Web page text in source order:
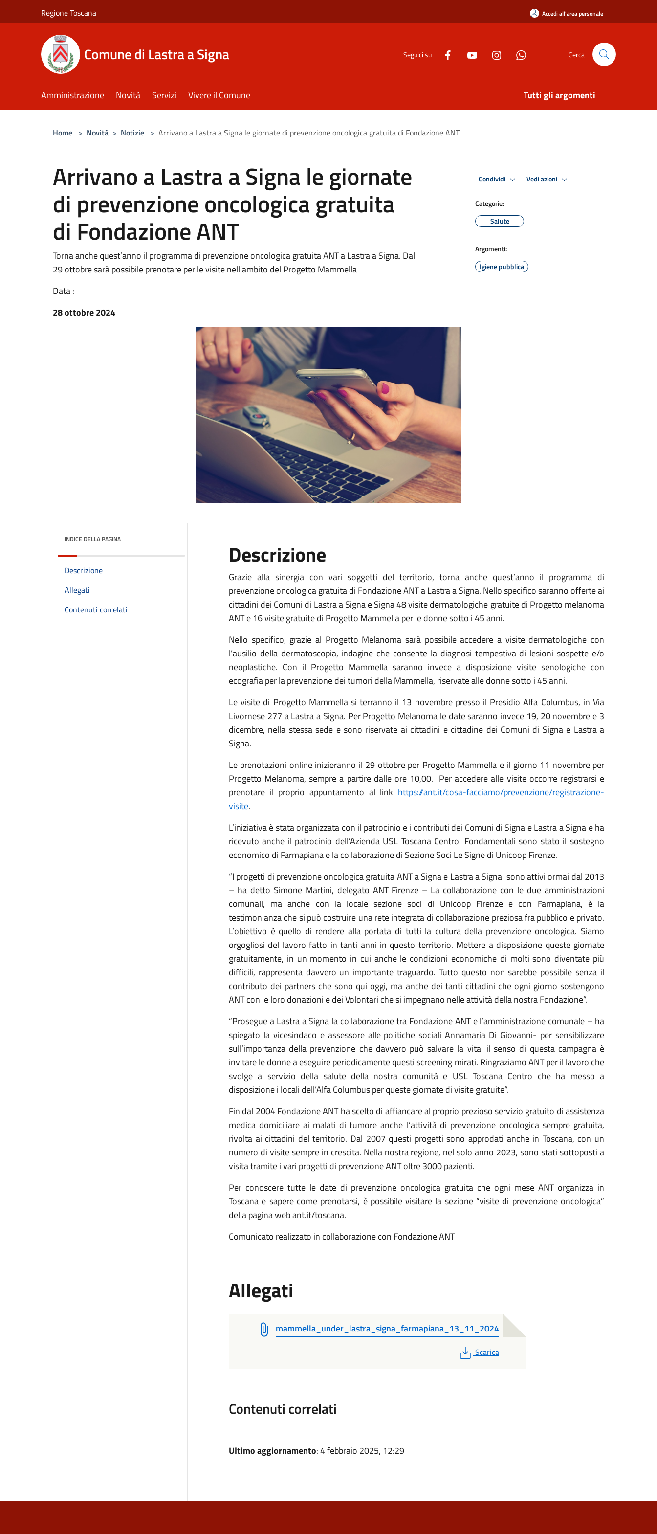
Regione Toscana Accedi all'area personale
Comune di Lastra a Signa Seguici su Cerca
Amministrazione Novità Servizi Vivere il Comune Tutti gli argomenti
Home > Novità > Notizie > Arrivano a Lastra a Signa le giornate di prevenzione oncologica gratuita di Fondazione ANT
Arrivano a Lastra a Signa le giornate
di prevenzione oncologica gratuita
di Fondazione ANT
Torna anche quest’anno il programma di prevenzione oncologica gratuita ANT a Lastra a Signa. Dal
29 ottobre sarà possibile prenotare per le visite nell’ambito del Progetto Mammella
Data :
28 ottobre 2024
Condividi Vedi azioni
Categorie:
Salute
Argomenti:
Igiene pubblica
INDICE DELLA PAGINA
Descrizione
Allegati
Contenuti correlati
Descrizione
Grazie alla sinergia con vari soggetti del territorio, torna anche quest’anno il programma di
prevenzione oncologica gratuita di Fondazione ANT a Lastra a Signa. Nello specifico saranno offerte ai
cittadini dei Comuni di Lastra a Signa e Signa 48 visite dermatologiche gratuite di Progetto melanoma
ANT e 16 visite gratuite di Progetto Mammella per le donne sotto i 45 anni.
Nello specifico, grazie al Progetto Melanoma sarà possibile accedere a visite dermatologiche con
l’ausilio della dermatoscopia, indagine che consente la diagnosi tempestiva di lesioni sospette e/o
neoplastiche. Con il Progetto Mammella saranno invece a disposizione visite senologiche con
ecografia per la prevenzione dei tumori della Mammella, riservate alle donne sotto i 45 anni.
Le visite di Progetto Mammella si terranno il 13 novembre presso il Presidio Alfa Columbus, in Via
Livornese 277 a Lastra a Signa. Per Progetto Melanoma le date saranno invece 19, 20 novembre e 3
dicembre, nella stessa sede e sono riservate ai cittadini e cittadine dei Comuni di Signa e Lastra a
Signa.
Le prenotazioni online inizieranno il 29 ottobre per Progetto Mammella e il giorno 11 novembre per
Progetto Melanoma, sempre a partire dalle ore 10,00. Per accedere alle visite occorre registrarsi e
prenotare il proprio appuntamento al link https://ant.it/cosa-facciamo/prevenzione/registrazione-
visite.
L’iniziativa è stata organizzata con il patrocinio e i contributi dei Comuni di Signa e Lastra a Signa e ha
ricevuto anche il patrocinio dell’Azienda USL Toscana Centro. Fondamentali sono stato il sostegno
economico di Farmapiana e la collaborazione di Sezione Soci Le Signe di Unicoop Firenze.
“I progetti di prevenzione oncologica gratuita ANT a Signa e Lastra a Signa sono attivi ormai dal 2013
– ha detto Simone Martini, delegato ANT Firenze – La collaborazione con le due amministrazioni
comunali, ma anche con la locale sezione soci di Unicoop Firenze e con Farmapiana, è la
testimonianza che si può costruire una rete integrata di collaborazione preziosa fra pubblico e privato.
L’obiettivo è quello di rendere alla portata di tutti la cultura della prevenzione oncologica. Siamo
orgogliosi del lavoro fatto in tanti anni in questo territorio. Mettere a disposizione queste giornate
gratuitamente, in un momento in cui anche le condizioni economiche di molti sono diventate più
difficili, rappresenta davvero un importante traguardo. Tutto questo non sarebbe possibile senza il
contributo dei partners che sono qui oggi, ma anche dei tanti cittadini che ogni giorno sostengono
ANT con le loro donazioni e dei Volontari che si impegnano nelle attività della nostra Fondazione”.
“Prosegue a Lastra a Signa la collaborazione tra Fondazione ANT e l’amministrazione comunale – ha
spiegato la vicesindaco e assessore alle politiche sociali Annamaria Di Giovanni- per sensibilizzare
sull’importanza della prevenzione che davvero può salvare la vita: il senso di questa campagna è
invitare le donne a eseguire periodicamente questi screening mirati. Ringraziamo ANT per il lavoro che
svolge a servizio della salute della nostra comunità e USL Toscana Centro che ha messo a
disposizione i locali dell’Alfa Columbus per queste giornate di visite gratuite”.
Fin dal 2004 Fondazione ANT ha scelto di affiancare al proprio prezioso servizio gratuito di assistenza
medica domiciliare ai malati di tumore anche l’attività di prevenzione oncologica sempre gratuita,
rivolta ai cittadini del territorio. Dal 2007 questi progetti sono approdati anche in Toscana, con un
numero di visite sempre in crescita. Nella nostra regione, nel solo anno 2023, sono stati sottoposti a
visita tramite i vari progetti di prevenzione ANT oltre 3000 pazienti.
Per conoscere tutte le date di prevenzione oncologica gratuita che ogni mese ANT organizza in
Toscana e sapere come prenotarsi, è possibile visitare la sezione “visite di prevenzione oncologica”
della pagina web ant.it/toscana.
Comunicato realizzato in collaborazione con Fondazione ANT
Allegati
mammella_under_lastra_signa_farmapiana_13_11_2024
PDF
Scarica
Contenuti correlati
Ultimo aggiornamento: 4 febbraio 2025, 12:29